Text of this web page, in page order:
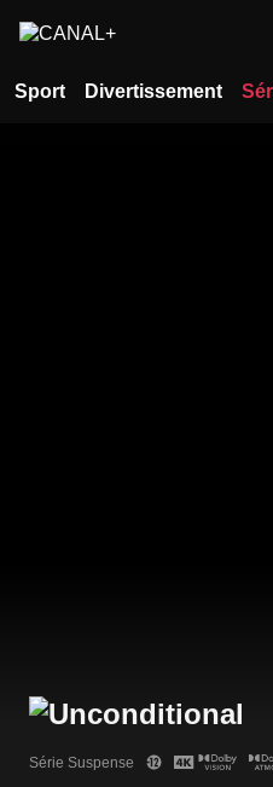
Sport Divertissement
Série Suspense